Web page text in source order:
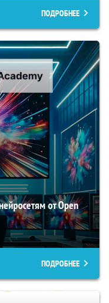
ПОДРОБНЕЕ
от Open
ПОДРОБНЕЕ